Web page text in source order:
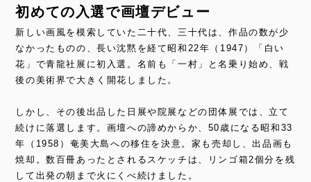
初めての入選で画壇デビュー
新しい画風を模索していた二十代、三十代は、作品の数が少
なかったものの、長い沈黙を経て昭和22年（1947）「白い
花」で青龍社展に初入選。名前も「一村」と名乗り始め、戦
後の美術界で大きく開花しました。
しかし、その後出品した日展や院展などの団体展では、立て
続けに落選します。画壇への諦めからか、50歳になる昭和33
年（1958）奄美大島への移住を決意。家も売却し、出品画も
焼却。数百冊あったとされるスケッチは、リンゴ箱2個分を残
して出発の朝まで火にくべ続けました。